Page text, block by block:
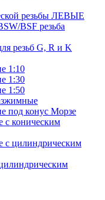
резьбы ЛЕВЫЕ
BSF резьба
резьб G, R и K
1:10
1:30
1:50
под конус Морзе
с коническим
с цилиндрическим